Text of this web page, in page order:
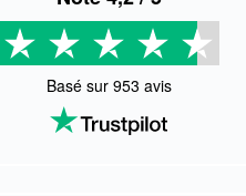
Basé sur 953 avis